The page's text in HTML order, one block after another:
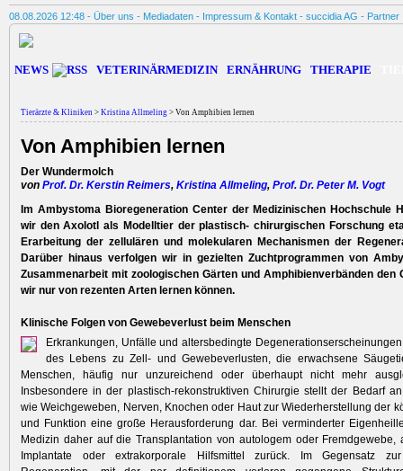
08.08.2026 12:48 - Über uns - Mediadaten - Impressum & Kontakt - succidia AG - Partner
NEWS VETERINÄRMEDIZIN ERNÄHRUNG THERAPIE
Tierärzte & Kliniken > Kristina Allmeling > Von Amphibien lernen
Von Amphibien lernen
Der Wundermolch
von Prof. Dr. Kerstin Reimers, Kristina Allmeling, Prof. Dr. Peter M. Vogt
Im Ambystoma Bioregeneration Center der Medizinischen Hochschule
wir den Axolotl als Modelltier der plastisch- chirurgischen Forschung
Erarbeitung der zellulären und molekularen Mechanismen der
Darüber hinaus verfolgen wir in gezielten Zuchtprogrammen von
Zusammenarbeit mit zoologischen Gärten und Amphibienverbänden den
wir nur von rezenten Arten lernen können.
Klinische Folgen von Gewebeverlust beim Menschen
Erkrankungen, Unfälle und altersbedingte
des Lebens zu Zell- und Gewebeverlusten, die erwachsene
Menschen, häufig nur unzureichend oder überhaupt nicht mehr
Insbesondere in der plastisch-rekonstruktiven Chirurgie stellt der Bedarf
wie Weichgeweben, Nerven, Knochen oder Haut zur Wiederherstellung der
und Funktion eine große Herausforderung dar. Bei verminderter
Medizin daher auf die Transplantation von autologem oder Fremdgewebe,
Implantate oder extrakorporale Hilfsmittel zurück. Im Gegensatz zur